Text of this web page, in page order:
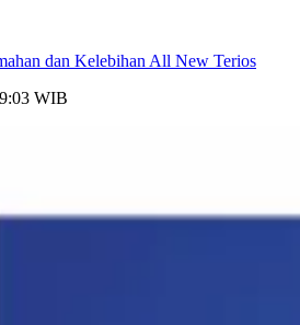
dan Kelebihan All New Terios
WIB